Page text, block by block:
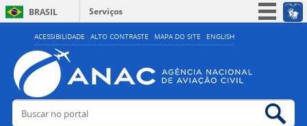
ACESSIBILIDADE ALTO CONTRASTE MAPA DO SITE ENGLISH
BRASIL
Serviços
Simplifique!
Acesso à informação
Legislação
Buscar no portal